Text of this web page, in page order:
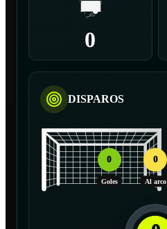
0
DISPAROS
0
Goles
0
Al arco